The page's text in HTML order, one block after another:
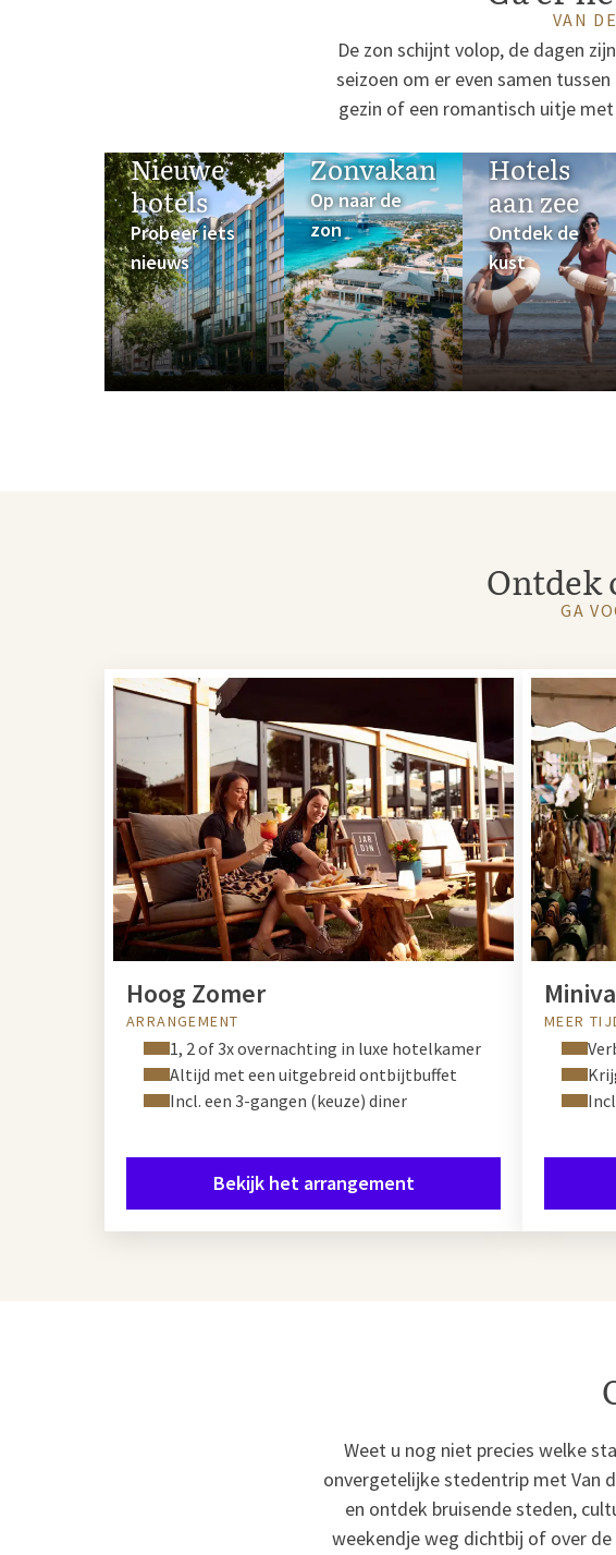
VAN
De zon schijnt volop, de dagen
seizoen om er even samen
gezin of een romantisch uitje
Nieuwe
hotels
Probeer iets
nieuws
Zonvakanties
Op naar de
zon
Hotels
aan zee
Ontdek de
kust
Ontdek
GA
Hoog Zomer
ARRANGEMENT
1, 2 of 3x overnachting in luxe hotelkamer
Altijd met een uitgebreid ontbijtbuffet
Incl. een 3-gangen (keuze) diner
Bekijk het arrangement
MEER
Weet u nog niet precies welke
onvergetelijke stedentrip met Van
en ontdek bruisende steden,
weekendje weg dichtbij of over